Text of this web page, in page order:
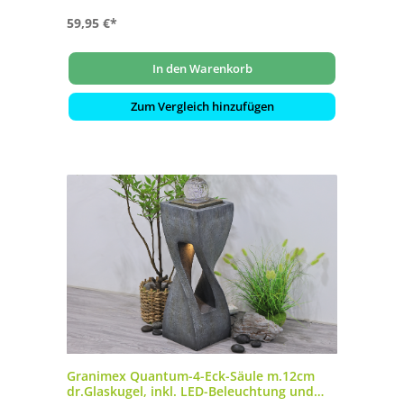
59,95 €*
In den Warenkorb
Zum Vergleich hinzufügen
Granimex Quantum-4-Eck-Säule m.12cm
dr.Glaskugel, inkl. LED-Beleuchtung und